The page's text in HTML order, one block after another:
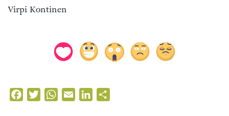
Virpi Kontinen
FacebookTwitterWhatsApp
Email LinkedIn